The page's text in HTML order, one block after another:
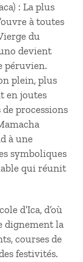
: La plus
à toutes
du
devient
péruvien.
plein, plus
en joutes
processions
à une
symboliques
qui réunit
d’Ica, d’où
dignement la
courses de
festivités.